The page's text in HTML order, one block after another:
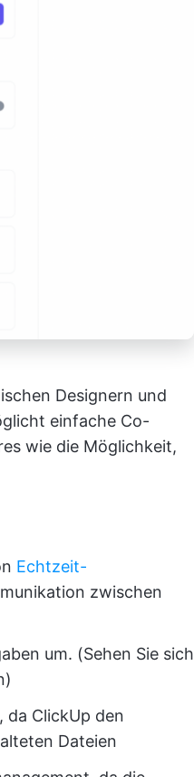
Designern und
einfache Co-
wie die Möglichkeit,
Echtzeit-
zwischen
um. (Sehen Sie sich
da ClickUp den
Dateien